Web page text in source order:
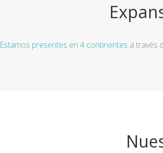
Estamos presentes en 4 continentes a través